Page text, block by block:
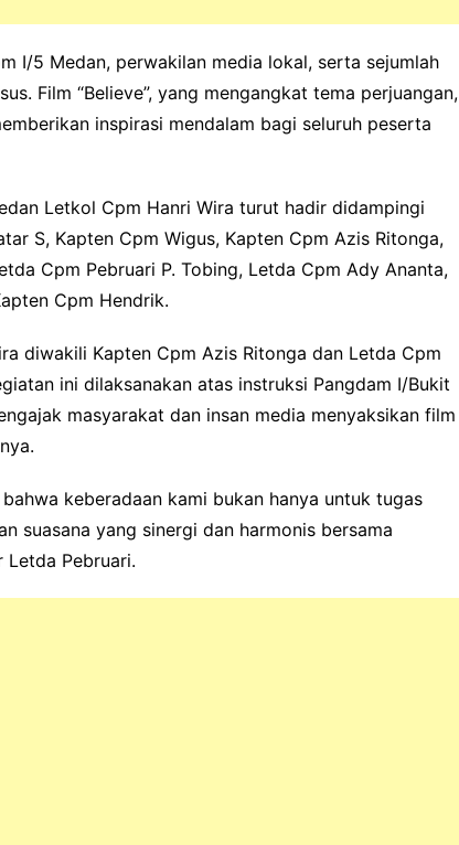
I/5 Medan, perwakilan media lokal, serta sejumlah
Film “Believe”, yang mengangkat tema perjuangan,
inspirasi mendalam bagi seluruh peserta
Letkol Cpm Hanri Wira turut hadir didampingi
S, Kapten Cpm Wigus, Kapten Cpm Azis Ritonga,
Cpm Pebruari P. Tobing, Letda Cpm Ady Ananta,
Cpm Hendrik.
diwakili Kapten Cpm Azis Ritonga dan Letda Cpm
ini dilaksanakan atas instruksi Pangdam I/Bukit
masyarakat dan insan media menyaksikan film
keberadaan kami bukan hanya untuk tugas
suasana yang sinergi dan harmonis bersama
Letda Pebruari.